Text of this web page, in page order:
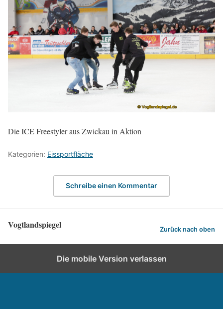
Die ICE Freestyler aus Zwickau in Aktion
Kategorien: Eissportfläche
Schreibe einen Kommentar
Vogtlandspiegel Zurück nach oben
Die mobile Version verlassen